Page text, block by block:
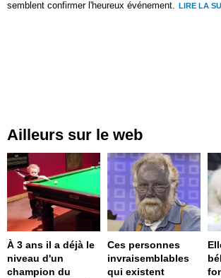
semblent confirmer l'heureux événement.
LIRE LA
Ailleurs sur le web
À 3 ans il a déjà le
niveau d'un
champion du
Ces personnes
invraisemblables
qui existent